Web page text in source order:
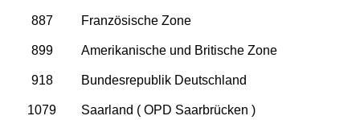
887 Französische Zone
899 Amerikanische und Britische Zone
918 Bundesrepublik Deutschland
1079 Saarland ( OPD Saarbrücken )